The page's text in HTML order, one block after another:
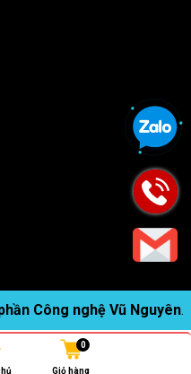
Công nghệ Vũ Nguyên.
Giỏ hàng
0